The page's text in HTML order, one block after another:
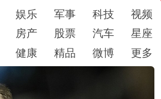
娱乐 军事 科技
视频
房产 股票 汽车
星座
健康 精品 微博 更多